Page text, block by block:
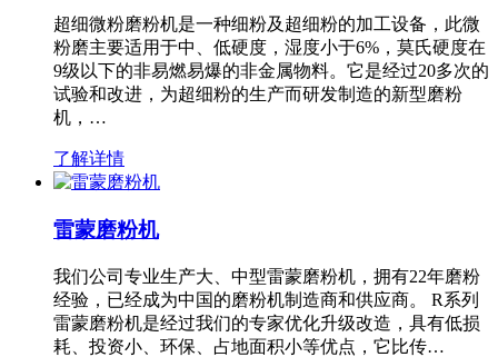
超细微粉磨粉机是一种细粉及超细粉的加工设备，此微
粉磨主要适用于中、低硬度，湿度小于6%，莫氏硬度在
9级以下的非易燃易爆的非金属物料。它是经过20多次的
试验和改进，为超细粉的生产而研发制造的新型磨粉
机，…
了解详情
雷蒙磨粉机
我们公司专业生产大、中型雷蒙磨粉机，拥有22年磨粉
经验，已经成为中国的磨粉机制造商和供应商。 R系列
雷蒙磨粉机是经过我们的专家优化升级改造，具有低损
耗、投资小、环保、占地面积小等优点，它比传…